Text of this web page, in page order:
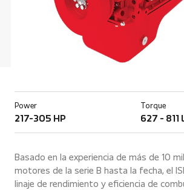
Power
217-305 HP
Torque
627 - 811
Basado en la experiencia de más de 10
motores de la serie B hasta la fecha, el
linaje de rendimiento y eficiencia de